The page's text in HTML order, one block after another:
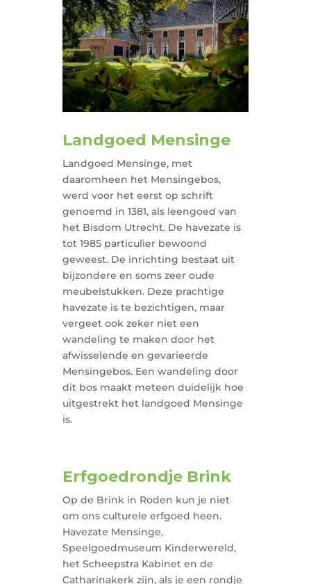
Landgoed Mensinge
Landgoed Mensinge, met
daaromheen het Mensingebos,
werd voor het eerst op schrift
genoemd in 1381, als leengoed van
het Bisdom Utrecht. De havezate is
tot 1985 particulier bewoond
geweest. De inrichting bestaat uit
bijzondere en soms zeer oude
meubelstukken. Deze prachtige
havezate is te bezichtigen, maar
vergeet ook zeker niet een
wandeling te maken door het
afwisselende en gevarieerde
Mensingebos. Een wandeling door
dit bos maakt meteen duidelijk hoe
uitgestrekt het landgoed Mensinge
is.
Erfgoedrondje Brink
Op de Brink in Roden kun je niet
om ons culturele erfgoed heen.
Havezate Mensinge,
Speelgoedmuseum Kinderwereld,
het Scheepstra Kabinet en de
Catharinakerk zijn, als je een rondje